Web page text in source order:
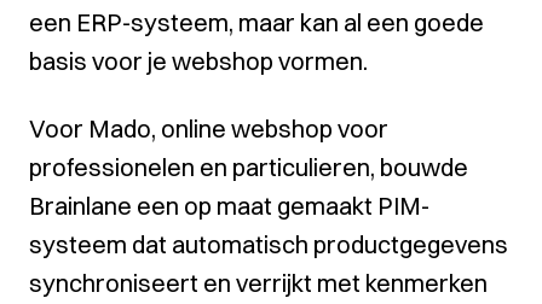
een ERP-systeem, maar kan al een goede
basis voor je webshop vormen.
Voor Mado, online webshop voor
professionelen en particulieren, bouwde
Brainlane een op maat gemaakt PIM-
systeem dat automatisch productgegevens
synchroniseert en verrijkt met kenmerken